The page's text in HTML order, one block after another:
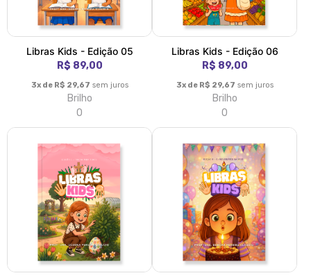
Libras Kids - Edição 05
R$ 89,00
3x de R$ 29,67 sem juros
Brilho
0
Libras Kids - Edição 06
R$ 89,00
3x de R$ 29,67 sem juros
Brilho
0